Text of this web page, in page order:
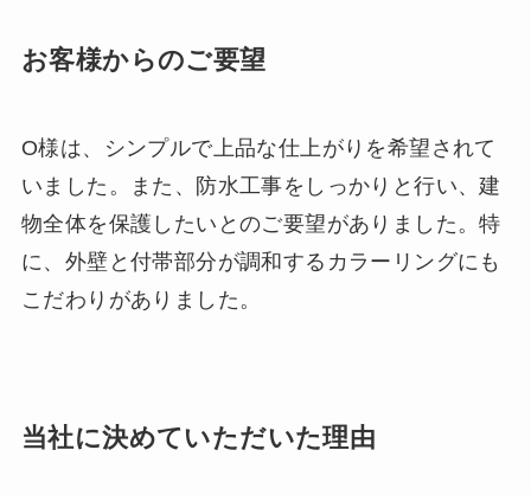
お客様からのご要望
O様は、シンプルで上品な仕上がりを希望されて
いました。また、防水工事をしっかりと行い、建
物全体を保護したいとのご要望がありました。特
に、外壁と付帯部分が調和するカラーリングにも
こだわりがありました。
当社に決めていただいた理由